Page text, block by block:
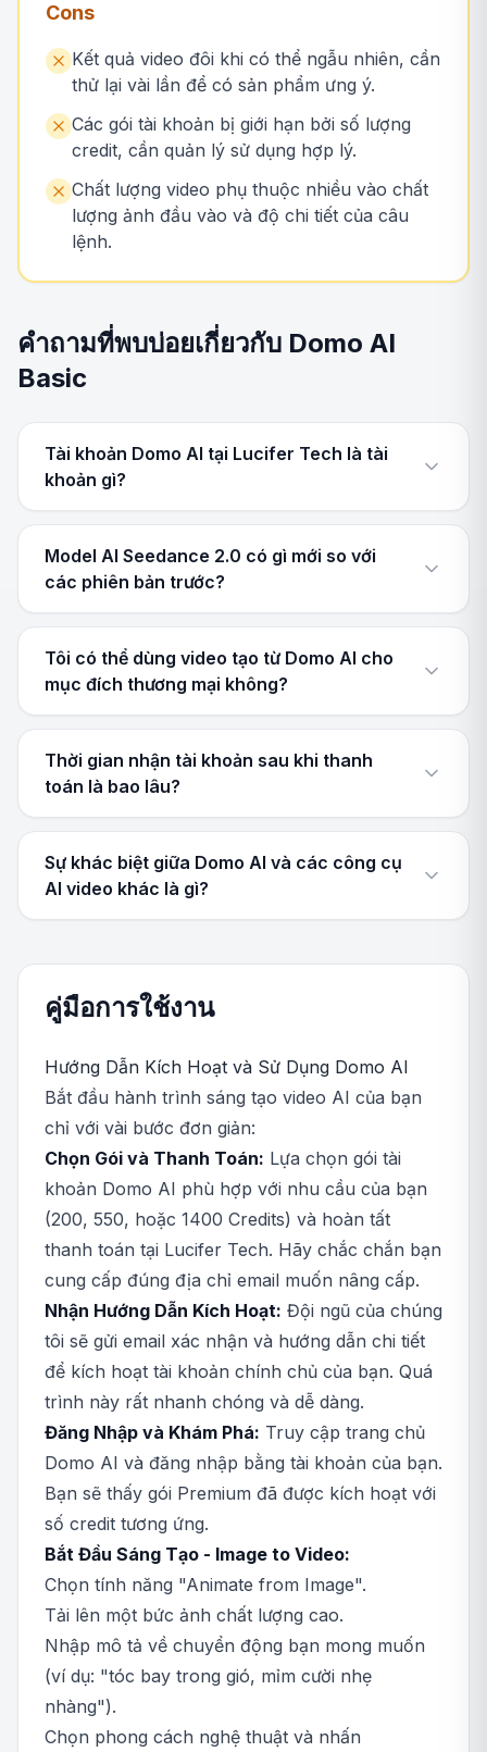
Cons
Kết quả video đôi khi có thể ngẫu nhiên, cần
thử lại vài lần để có sản phẩm ưng ý.
Các gói tài khoản bị giới hạn bởi số lượng
credit, cần quản lý sử dụng hợp lý.
Chất lượng video phụ thuộc nhiều vào chất
lượng ảnh đầu vào và độ chi tiết của câu
lệnh.
คำถามที่พบบ่อยเกี่ยวกับ Domo AI
Basic
Tài khoản Domo AI tại Lucifer Tech là tài
khoản gì?
Model AI Seedance 2.0 có gì mới so với
các phiên bản trước?
Tôi có thể dùng video tạo từ Domo AI cho
mục đích thương mại không?
Thời gian nhận tài khoản sau khi thanh
toán là bao lâu?
Sự khác biệt giữa Domo AI và các công cụ
AI video khác là gì?
คู่มือการใช้งาน
Hướng Dẫn Kích Hoạt và Sử Dụng Domo AI
Bắt đầu hành trình sáng tạo video AI của bạn
chỉ với vài bước đơn giản:
Chọn Gói và Thanh Toán: Lựa chọn gói tài
khoản Domo AI phù hợp với nhu cầu của bạn
(200, 550, hoặc 1400 Credits) và hoàn tất
thanh toán tại Lucifer Tech. Hãy chắc chắn bạn
cung cấp đúng địa chỉ email muốn nâng cấp.
Nhận Hướng Dẫn Kích Hoạt: Đội ngũ của chúng
tôi sẽ gửi email xác nhận và hướng dẫn chi tiết
để kích hoạt tài khoản chính chủ của bạn. Quá
trình này rất nhanh chóng và dễ dàng.
Đăng Nhập và Khám Phá: Truy cập trang chủ
Domo AI và đăng nhập bằng tài khoản của bạn.
Bạn sẽ thấy gói Premium đã được kích hoạt với
số credit tương ứng.
Bắt Đầu Sáng Tạo - Image to Video:
Chọn tính năng "Animate from Image".
Tải lên một bức ảnh chất lượng cao.
Nhập mô tả về chuyển động bạn mong muốn
(ví dụ: "tóc bay trong gió, mỉm cười nhẹ
nhàng").
Chọn phong cách nghệ thuật và nhấn